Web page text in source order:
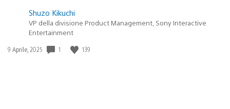
Shuzo Kikuchi
VP della divisione Product Management, Sony Interactive
Entertainment
Data
9 Aprile, 2025 1 139